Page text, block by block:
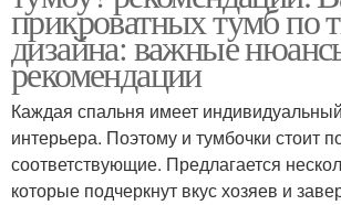
прикроватных тумб по
дизайна: важные
рекомендации
Каждая спальня имеет
интерьера. Поэтому и тумбочки стоит
соответствующие. Предлагается
которые подчеркнут вкус хозяев и